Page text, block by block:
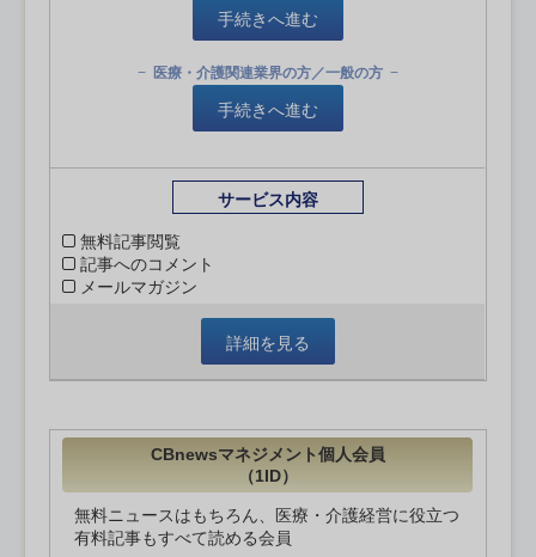
手続きへ進む
医療・介護関連業界の方／一般の方
手続きへ進む
サービス内容
無料記事閲覧
記事へのコメント
メールマガジン
詳細を見る
CBnewsマネジメント個人会員
（1ID）
無料ニュースはもちろん、医療・介護経営に役立つ
有料記事もすべて読める会員